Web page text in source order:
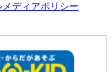
ディアポリシー